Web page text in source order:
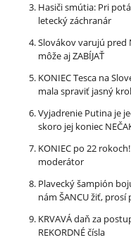
Hasiči smútia: Pri
letecký záchranár
Slovákov varujú pred
môže aj ZABÍJAŤ
KONIEC Tesca na
mala spraviť jasný
Vyjadrenie Putina je
skoro jej koniec
KONIEC po 22
moderátor
Plavecký šampión
nám ŠANCU žiť,
KRVAVÁ daň za
REKORDNÉ čísla